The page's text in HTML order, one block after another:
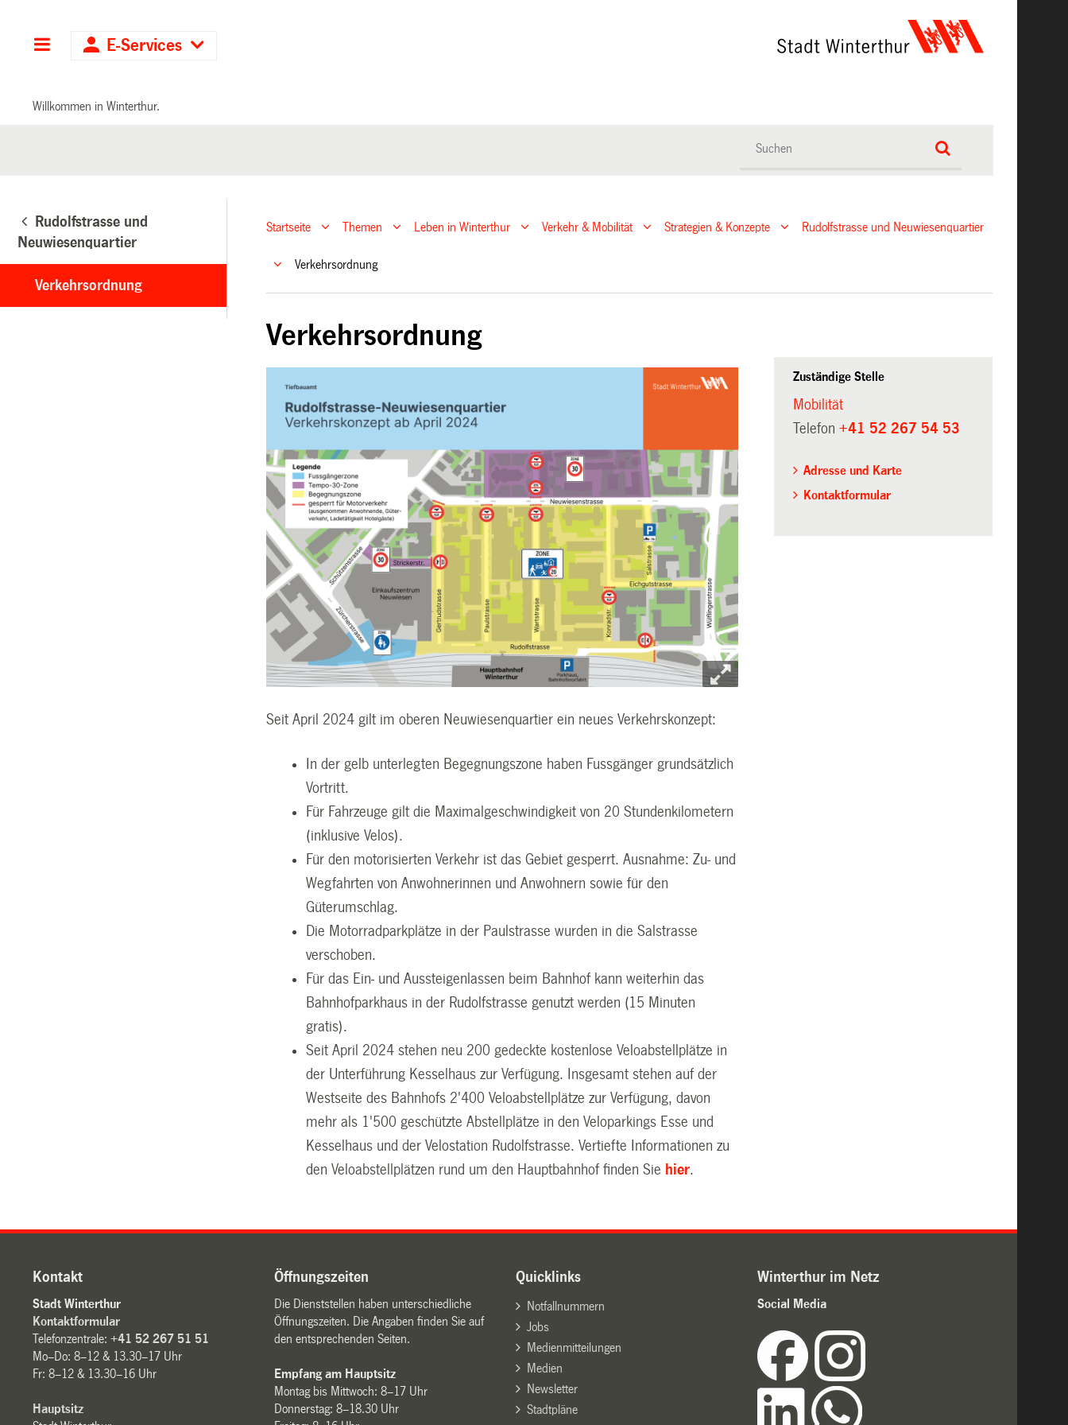
Hauptnavigation
E-Services
Willkommen in Winterthur.
Rudolfstrasse und
Neuwiesenquartier
Verkehrsordnung
Startseite Themen Leben in Winterthur Verkehr & Mobilität Strategien & Konzepte Rudolfstrasse und Neuwiesenquartier
Verkehrsordnung
Verkehrsordnung
Seit April 2024 gilt im oberen Neuwiesenquartier ein neues Verkehrskonzept:
In der gelb unterlegten Begegnungszone haben Fussgänger grundsätzlich
Vortritt.
Für Fahrzeuge gilt die Maximalgeschwindigkeit von 20 Stundenkilometern
(inklusive Velos).
Für den motorisierten Verkehr ist das Gebiet gesperrt. Ausnahme: Zu- und
Wegfahrten von Anwohnerinnen und Anwohnern sowie für den
Güterumschlag.
Die Motorradparkplätze in der Paulstrasse wurden in die Salstrasse
verschoben.
Für das Ein- und Aussteigenlassen beim Bahnhof kann weiterhin das
Bahnhofparkhaus in der Rudolfstrasse genutzt werden (15 Minuten
gratis).
Seit April 2024 stehen neu 200 gedeckte kostenlose Veloabstellplätze in
der Unterführung Kesselhaus zur Verfügung. Insgesamt stehen auf der
Westseite des Bahnhofs 2'400 Veloabstellplätze zur Verfügung, davon
mehr als 1'500 geschützte Abstellplätze in den Veloparkings Esse und
Kesselhaus und der Velostation Rudolfstrasse. Vertiefte Informationen zu
den Veloabstellplätzen rund um den Hauptbahnhof finden Sie hier.
Zuständige Stelle
Mobilität
Telefon +41 52 267 54 53
Adresse und Karte
Kontaktformular
Kontakt
Stadt Winterthur
Kontaktformular
Telefonzentrale:+41 52 267 51 51
Mo–Do: 8–12 & 13.30–17 Uhr
Fr: 8–12 & 13.30–16 Uhr
Hauptsitz
Öffnungszeiten
Die Dienststellen haben unterschiedliche
Öffnungszeiten. Die Angaben finden Sie auf
den entsprechenden Seiten.
Empfang am Hauptsitz
Montag bis Mittwoch: 8–17 Uhr
Donnerstag: 8–18.30 Uhr
Quicklinks
Notfallnummern
Jobs
Medienmitteilungen
Medien
Newsletter
Stadtpläne
Winterthur im Netz
Social Media